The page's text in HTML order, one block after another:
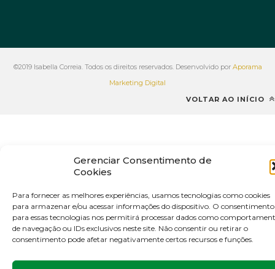
Gerenciar Consentimento de
Cookies
Para fornecer as melhores experiências, usamos tecnologias como cookies
para armazenar e/ou acessar informações do dispositivo. O consentimento
para essas tecnologias nos permitirá processar dados como
de navegação ou IDs exclusivos neste site. Não consentir ou retirar o
consentimento pode afetar negativamente certos recursos e funções.
©2019 Isabella Correia. Todos os direitos reservados. Desenvolvido por Aporama
Marketing Digital
VOLTAR AO INÍCIO